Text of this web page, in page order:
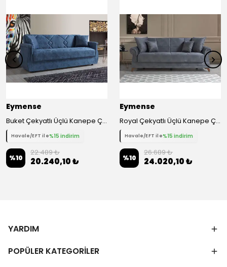
Eymense
Buket Çekyatlı Üçlü Kanepe Çekyat - Mavi
Havale/EFT ile%15 indirim
%10
22.489 ₺
20.240,10 ₺
Eymense
Royal Çekyatlı Üçlü Kanepe Çekyat
Havale/EFT ile%15 indirim
%10
26.689 ₺
24.020,10 ₺
YARDIM
POPÜLER KATEGORİLER